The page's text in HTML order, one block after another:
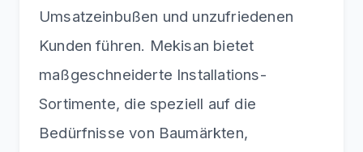
Umsatzeinbußen und unzufriedenen
Kunden führen. Mekisan bietet
maßgeschneiderte Installations-
Sortimente, die speziell auf die
Bedürfnisse von Baumärkten,